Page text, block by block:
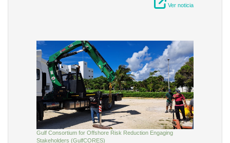
Ver noticia
Gulf Consortium for Offshore Risk Reduction Engaging
Stakeholders (GulfCORES)